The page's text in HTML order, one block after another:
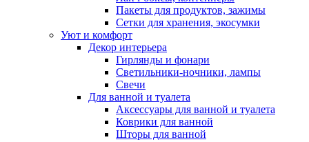
Пакеты для продуктов, зажимы
Сетки для хранения, экосумки
Уют и комфорт
Декор интерьера
Гирлянды и фонари
Светильники-ночники, лампы
Свечи
Для ванной и туалета
Аксессуары для ванной и туалета
Коврики для ванной
Шторы для ванной